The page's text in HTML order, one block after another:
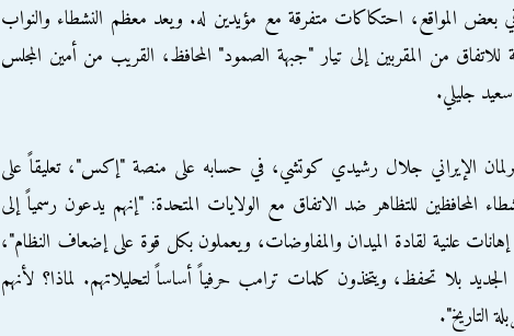
بعض المواقع، احتكاكات متفرقة مع مؤيدين له. ويعد معظم النشطاء والنواب
من المقربين إلى تيار "جبهة الصمود" المحافظ، القريب من أمين المجلس
جليلي.
الإيراني جلال رشيدي كوتشي، في حسابه على منصة "إكس"، تعليقاً على
المحافظين للتظاهر ضد الاتفاق مع الولايات المتحدة: "إنهم يدعون رسمياً إلى
علنية لقادة الميدان والمفاوضات، ويعملون بكل قوة على إضعاف النظام"،
الجديد بلا تحفظ، ويتخذون كلمات ترامب حرفياً أساساً لتحليلاتهم. لماذا؟ لأنهم
التاريخ".